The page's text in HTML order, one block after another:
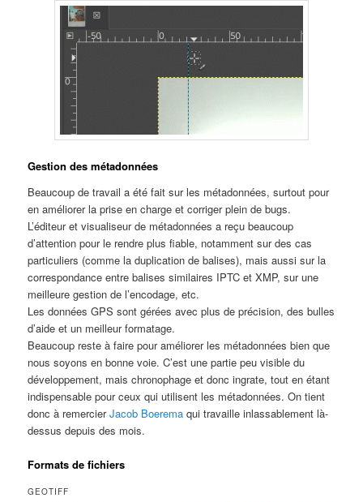
Gestion des métadonnées
Beaucoup de travail a été fait sur les métadonnées, surtout pour
en améliorer la prise en charge et corriger plein de bugs.
L’éditeur et visualiseur de métadonnées a reçu beaucoup
d’attention pour le rendre plus fiable, notamment sur des cas
particuliers (comme la duplication de balises), mais aussi sur la
correspondance entre balises similaires IPTC et XMP, sur une
meilleure gestion de l’encodage, etc.
Les données GPS sont gérées avec plus de précision, des bulles
d’aide et un meilleur formatage.
Beaucoup reste à faire pour améliorer les métadonnées bien que
nous soyons en bonne voie. C’est une partie peu visible du
développement, mais chronophage et donc ingrate, tout en étant
indispensable pour ceux qui utilisent les métadonnées. On tient
donc à remercierJacob Boerema qui travaille inlassablement là-
dessus depuis des mois.
Formats de fichiers
GEOTIFF